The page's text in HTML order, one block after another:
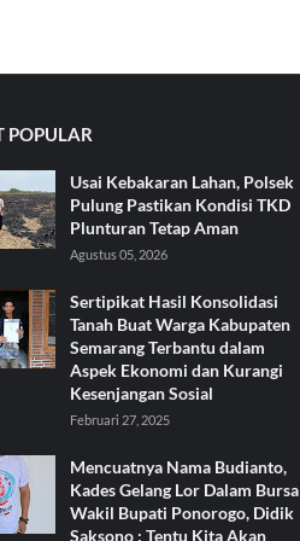
POPULAR
Usai Kebakaran Lahan, Polsek
Pulung Pastikan Kondisi TKD
Plunturan Tetap Aman
Agustus 05, 2026
Sertipikat Hasil Konsolidasi
Tanah Buat Warga Kabupaten
Semarang Terbantu dalam
Aspek Ekonomi dan Kurangi
Kesenjangan Sosial
Februari 27, 2025
Mencuatnya Nama Budianto,
Kades Gelang Lor Dalam Bursa
Wakil Bupati Ponorogo, Didik
Saksono : Tentu Kita Akan